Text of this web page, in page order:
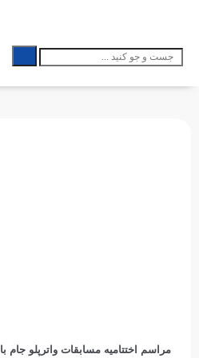
مراسم اختتامیه مسابقات واترپلو